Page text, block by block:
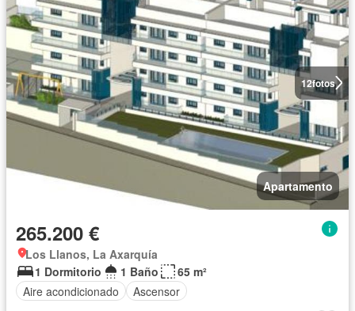
12fotos
Apartamento
265.200 €
Los Llanos, La Axarquía
1 Dormitorio
1 Baño
65 m²
Aire acondicionado
Ascensor